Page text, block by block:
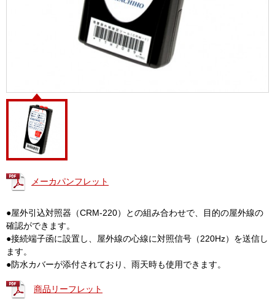
メーカパンフレット
●屋外引込対照器（CRM-220）との組み合わせで、目的の屋外線の
確認ができます。
●接続端子函に設置し、屋外線の心線に対照信号（220Hz）を送信し
ます。
●防水カバーが添付されており、雨天時も使用できます。
商品リーフレット